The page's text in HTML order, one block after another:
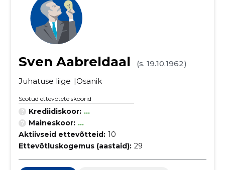
Sven Aabreldaal
(s. 19.10.1962)
Juhatuse liige
Osanik
Seotud ettevõtete skoorid
Krediidiskoor: ...
Maineskoor: ...
Aktiivseid ettevõtteid: 10
Ettevõtluskogemus (aastaid): 29